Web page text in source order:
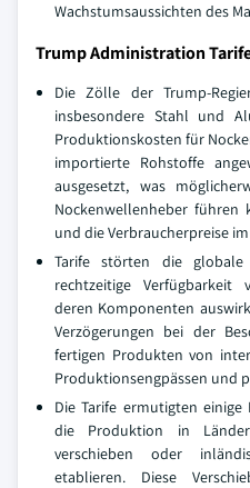
Wachstumsaussichten des
Trump Administration
Die Zölle der Trump-
insbesondere Stahl und
Produktionskosten für
importierte Rohstoffe
ausgesetzt, was
Nockenwellenheber führen
und die Verbraucherpreise
Tarife störten die
rechtzeitige Verfügbarkeit
deren Komponenten
Verzögerungen bei der
fertigen Produkten von
Produktionsengpässen und
Die Tarife ermutigten
die Produktion in
verschieben oder
etablieren. Diese